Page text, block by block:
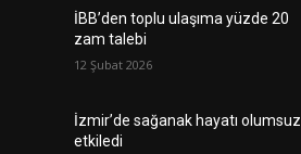
İBB’den toplu ulaşıma yüzde 20
zam talebi
12 Şubat 2026
İzmir’de sağanak hayatı olumsuz
etkiledi